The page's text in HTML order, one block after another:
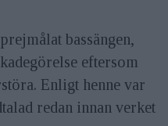
bassängen,
eftersom
Enligt henne var
redan innan verket